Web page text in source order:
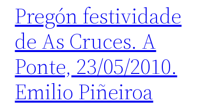
Pregón festividade
de As Cruces. A
Ponte, 23/05/2010.
Emilio Piñeiroa